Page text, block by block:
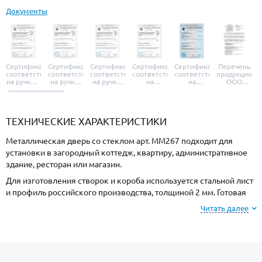
Документы
Сертификат
соответствия
на ручки и
броненакладки
Сертификат
соответствия
на ручки-
защелки
Сертификат
соответствия
на ручки-
Сертификат
соответствия
на
Сертификат
соответствия
на
Перечень
продукции
ООО
ТЕХНИЧЕСКИЕ ХАРАКТЕРИСТИКИ
Металлическая дверь со стеклом арт. ММ267 подходит для
установки в загородный коттедж, квартиру, административное
здание, ресторан или магазин.
Для изготовления створок и короба используется стальной лист
и профиль российского производства, толщиной 2 мм. Готовая
конструкция имеет необходимую жесткость и взломостойкость.
Читать далее